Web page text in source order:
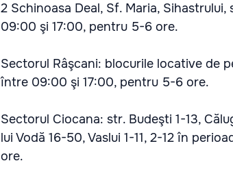
2 Schinoasa Deal, Sf. Maria,
09:00 şi 17:00, pentru 5-6 ore.
Sectorul Râşcani: blocurile locative de
între 09:00 şi 17:00, pentru 5-6 ore.
Sectorul Ciocana: str. Budeşti 1-13,
lui Vodă 16-50, Vaslui 1-11, 2-12 în
ore.